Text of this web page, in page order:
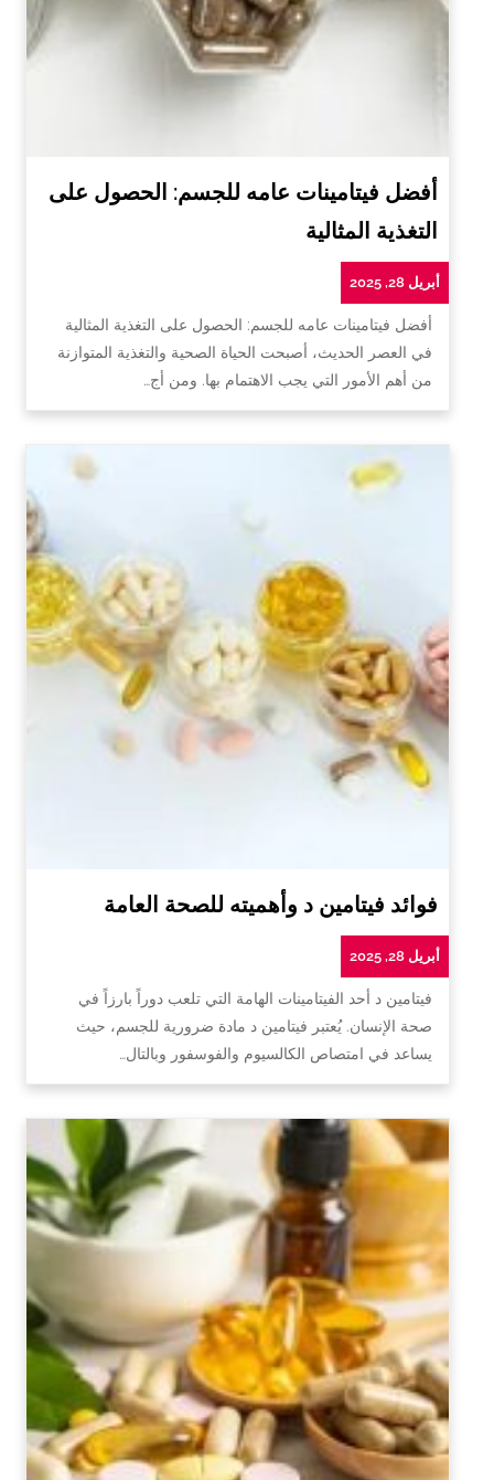
أفضل فيتامينات عامه للجسم: الحصول على
التغذية المثالية
أبريل 28, 2025
أفضل فيتامينات عامه للجسم: الحصول على التغذية المثالية
في العصر الحديث، أصبحت الحياة الصحية والتغذية المتوازنة
من أهم الأمور التي يجب الاهتمام بها. ومن أج…
فوائد فيتامين د وأهميته للصحة العامة
أبريل 28, 2025
فيتامين د أحد الفيتامينات الهامة التي تلعب دوراً بارزاً في
صحة الإنسان. يُعتبر فيتامين د مادة ضرورية للجسم، حيث
يساعد في امتصاص الكالسيوم والفوسفور وبالتال…